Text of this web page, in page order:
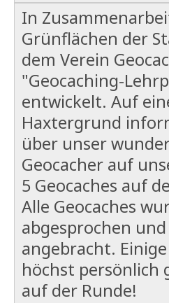
In
Grünflächen der
dem Verein
"Geocaching-
entwickelt. Auf
Haxtergrund
über unser
Geocacher auf
5 Geocaches auf
Alle Geocaches
abgesprochen
angebracht.
höchst persönlich
auf der Runde!